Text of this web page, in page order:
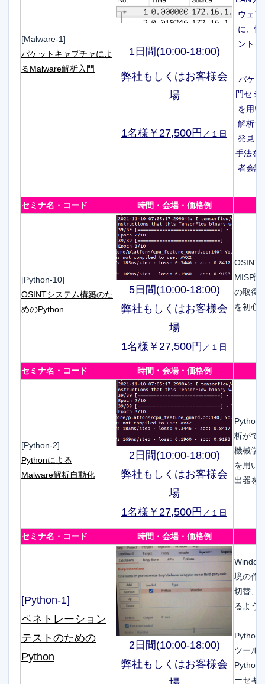
[Malware-1]
パケットキャプチャによ
るMalware解析入門
1日間(10:00-18:00)
弊社もしくはお客様会
場
1名様￥27,500円 ／１日
ウェ
に、
ント
パケ
門セミ
を用
解析す
発見、
手法を
者会議
セミナ名・コード 時間・会場・価格例
[Python-10]
OSINTシステム構築のた
めのPython
5日間(10:00-18:00)
弊社もしくはお客様会
場
1名様￥27,500円 ／１日
OSINT
MISP
の取得
を初心
セミナ名・コード 時間・会場・価格例
[Python-2]
Pythonによる
Malware解析自動化
2日間(10:00-18:00)
弊社もしくはお客様会
場
1名様￥27,500円 ／１日
Python
析がで
機械学
を用い
出器を
セミナ名・コード 時間・会場・価格例
[Python-1]
ペネトレーション
テストのための
Python
2日間(10:00-18:00)
弊社もしくはお客様会
境の作
切替、
るよう
Python
ツール
Python
ーセキ